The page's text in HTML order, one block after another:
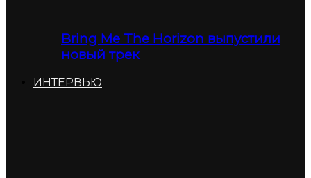
Bring Me The Horizon выпустили
новый трек
ИНТЕРВЬЮ